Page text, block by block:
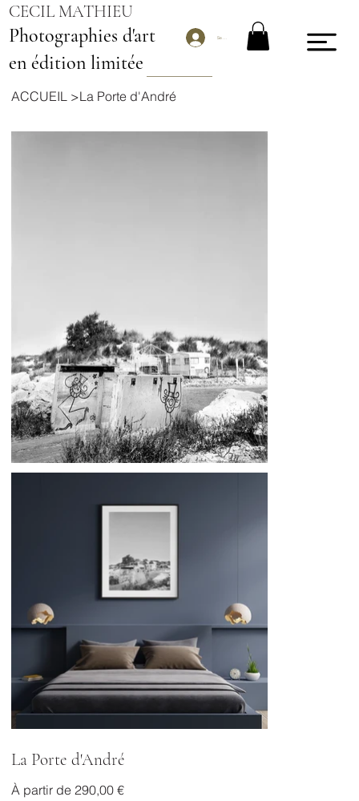
CECIL MATHIEU
Photographies d'art
en édition limitée
Se connecter
ACCUEIL >La Porte d'André
La Porte d'André
À partir de Prix
290,00 €